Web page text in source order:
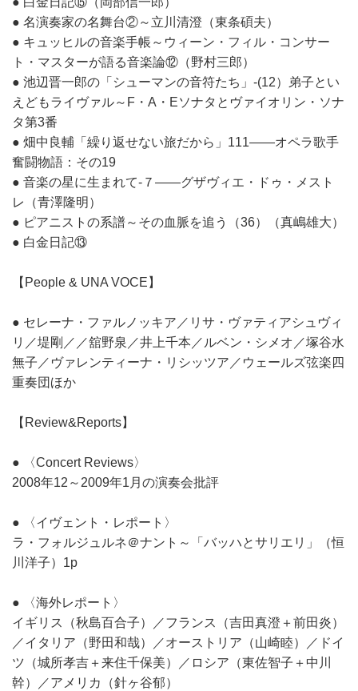
● 名演奏家の名舞台②～立川清澄（東条碩夫）
● キュッヒルの音楽手帳～ウィーン・フィル・コンサー
ト・マスターが語る音楽論⑫（野村三郎）
● 池辺晋一郎の「シューマンの音符たち」-(12）弟子とい
えどもライヴァル～F・A・Eソナタとヴァイオリン・ソナ
タ第3番
● 畑中良輔「繰り返せない旅だから」111――オペラ歌手
奮闘物語：その19
● 音楽の星に生まれて-７――グザヴィエ・ドゥ・メスト
レ（青澤隆明）
● ピアニストの系譜～その血脈を追う（36）（真嶋雄大）
● 白金日記⑬
【People & UNA VOCE】
● セレーナ・ファルノッキア／リサ・ヴァティアシュヴィ
リ／堤剛／／舘野泉／井上千本／ルベン・シメオ／塚谷水
無子／ヴァレンティーナ・リシッツア／ウェールズ弦楽四
重奏団ほか
【Review&Reports】
● 〈Concert Reviews〉
2008年12～2009年1月の演奏会批評
● 〈イヴェント・レポート〉
ラ・フォルジュルネ＠ナント～「バッハとサリエリ」（恒
川洋子）1p
● 〈海外レポート〉
イギリス（秋島百合子）／フランス（吉田真澄＋前田炎）
／イタリア（野田和哉）／オーストリア（山崎睦）／ドイ
ツ（城所孝吉＋来住千保美）／ロシア（東佐智子＋中川
幹）／アメリカ（針ヶ谷郁）